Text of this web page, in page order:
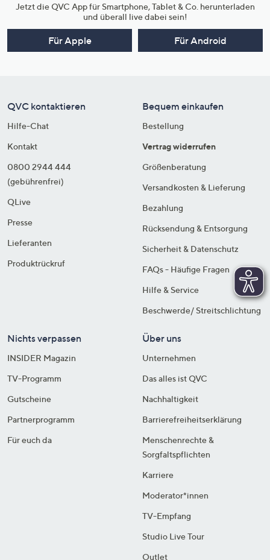
Jetzt die QVC App für Smartphone, Tablet & Co. herunterladen
und überall live dabei sein!
Für Apple Für Android
QVC kontaktieren
Hilfe-Chat
Kontakt
0800 2944 444
(gebührenfrei)
QLive
Presse
Lieferanten
Produktrückruf
Bequem einkaufen
Bestellung
Vertrag widerrufen
Größenberatung
Versandkosten & Lieferung
Bezahlung
Rücksendung & Entsorgung
Sicherheit & Datenschutz
FAQs - Häufige Fragen
Hilfe & Service
Beschwerde/ Streitschlichtung
Nichts verpassen
INSIDER Magazin
TV-Programm
Gutscheine
Partnerprogramm
Für euch da
Über uns
Unternehmen
Das alles ist QVC
Nachhaltigkeit
Barrierefreiheitserklärung
Menschenrechte &
Sorgfaltspflichten
Karriere
Moderator*innen
TV-Empfang
Studio Live Tour
Outlet